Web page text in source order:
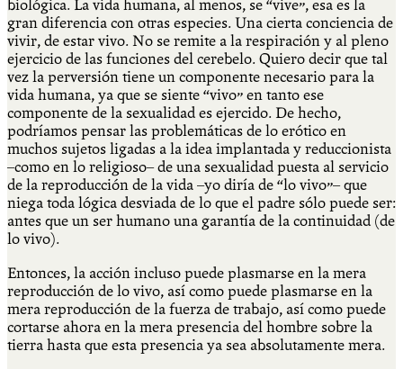
biológica. La vida humana, al menos, se “vive”, esa es la
gran diferencia con otras especies. Una cierta conciencia de
vivir, de estar vivo. No se remite a la respiración y al pleno
ejercicio de las funciones del cerebelo. Quiero decir que tal
vez la perversión tiene un componente necesario para la
vida humana, ya que se siente “vivo” en tanto ese
componente de la sexualidad es ejercido. De hecho,
podríamos pensar las problemáticas de lo erótico en
muchos sujetos ligadas a la idea implantada y reduccionista
–como en lo religioso– de una sexualidad puesta al servicio
de la reproducción de la vida –yo diría de “lo vivo”– que
niega toda lógica desviada de lo que el padre sólo puede ser:
antes que un ser humano una garantía de la continuidad (de
lo vivo).
Entonces, la acción incluso puede plasmarse en la mera
reproducción de lo vivo, así como puede plasmarse en la
mera reproducción de la fuerza de trabajo, así como puede
cortarse ahora en la mera presencia del hombre sobre la
tierra hasta que esta presencia ya sea absolutamente mera.